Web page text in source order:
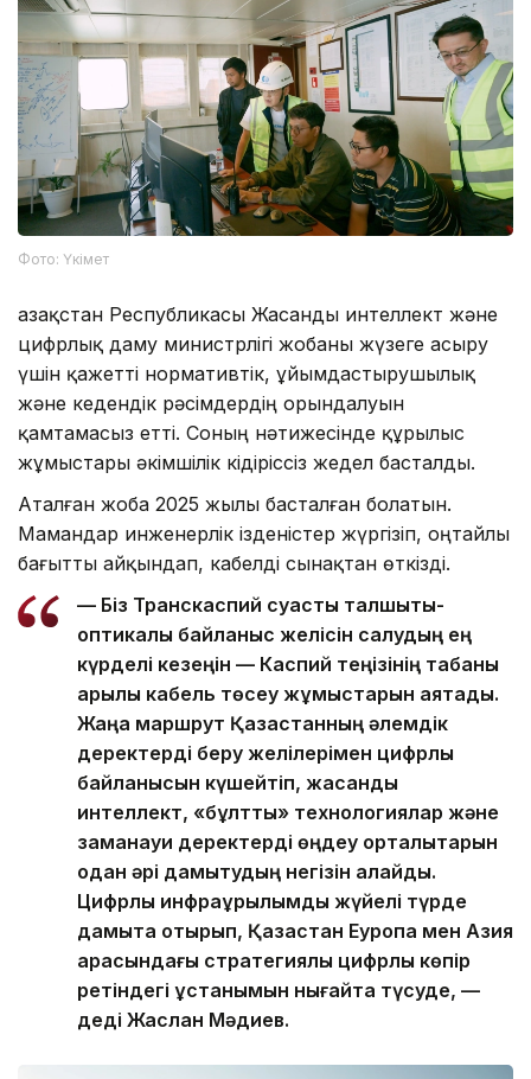
Фото: Үкімет
Қазақстан Республикасы Жасанды интеллект және
цифрлық даму министрлігі жобаны жүзеге асыру
үшін қажетті нормативтік, ұйымдастырушылық
және кедендік рәсімдердің орындалуын
қамтамасыз етті. Соның нәтижесінде құрылыс
жұмыстары әкімшілік кідіріссіз жедел басталды.
Аталған жоба 2025 жылы басталған болатын.
Мамандар инженерлік ізденістер жүргізіп, оңтайлы
бағытты айқындап, кабелді сынақтан өткізді.
— Біз Транскаспий суасты талшықты-
оптикалық байланыс желісін салудың ең
күрделі кезеңін — Каспий теңізінің табаны
арқылы кабель төсеу жұмыстарын аяқтадық.
Жаңа маршрут Қазақстанның әлемдік
деректерді беру желілерімен цифрлық
байланысын күшейтіп, жасанды
интеллект, «бұлтты» технологиялар және
заманауи деректерді өңдеу орталықтарын
одан әрі дамытудың негізін қалайды.
Цифрлық инфрақұрылымды жүйелі түрде
дамыта отырып, Қазақстан Еуропа мен Азия
арасындағы стратегиялық цифрлық көпір
ретіндегі ұстанымын нығайта түсуде, —
деді Жаслан Мәдиев.